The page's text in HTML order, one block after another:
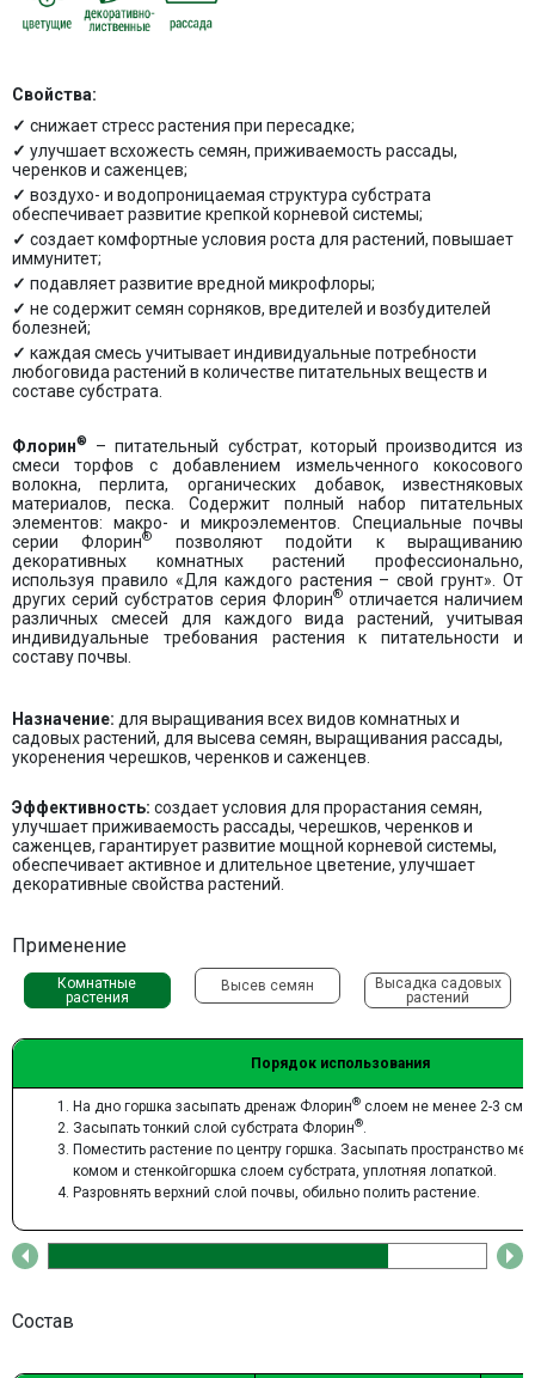
Свойства:
снижает стресс растения при пересадке;
улучшает всхожесть семян, приживаемость рассады,
черенков и саженцев;
воздухо- и водопроницаемая структура субстрата
обеспечивает развитие крепкой корневой системы;
создает комфортные условия роста для растений, повышает
иммунитет;
подавляет развитие вредной микрофлоры;
не содержит семян сорняков, вредителей и возбудителей
болезней;
каждая смесь учитывает индивидуальные потребности
любоговида растений в количестве питательных веществ и
составе субстрата.
Флорин®
– питательный субстрат, который производится из
смеси торфов с добавлением измельченного кокосового
волокна, перлита, органических добавок, известняковых
материалов, песка. Содержит полный набор питательных
элементов: макро- и микроэлементов. Специальные почвы
серии Флорин®
позволяют подойти к выращиванию
декоративных комнатных растений профессионально,
используя правило «Для каждого растения – свой грунт». От
других серий субстратов серия Флорин® отличается наличием
различных смесей для каждого вида растений, учитывая
индивидуальные требования растения к питательности и
составу почвы.
Назначение: для выращивания всех видов комнатных и
садовых растений, для высева семян, выращивания рассады,
укоренения черешков, черенков и саженцев.
Эффективность: создает условия для прорастания семян,
улучшает приживаемость рассады, черешков, черенков и
саженцев, гарантирует развитие мощной корневой системы,
обеспечивает активное и длительное цветение, улучшает
декоративные свойства растений.
Применение
Комнатные
растения
Высев семян
Высадка садовых
растений
Порядок использования
На дно горшка засыпать дренаж Флорин® слоем не менее 2-3 см.
Засыпать тонкий слой субстрата Флорин®
Поместить растение по центру горшка. Засыпать пространство
комом и стенкойгоршка слоем субстрата, уплотняя лопаткой.
Разровнять верхний слой почвы, обильно полить растение.
Состав